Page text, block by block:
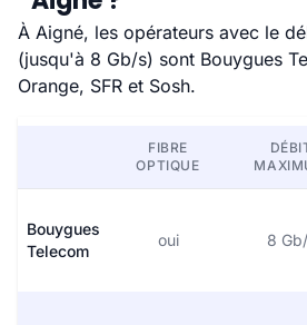
À Aigné, les opérateurs avec le
(jusqu'à 8 Gb/s) sont Bouygues
Orange, SFR et Sosh.
FIBRE
OPTIQUE
Bouygues
Telecom
oui 8